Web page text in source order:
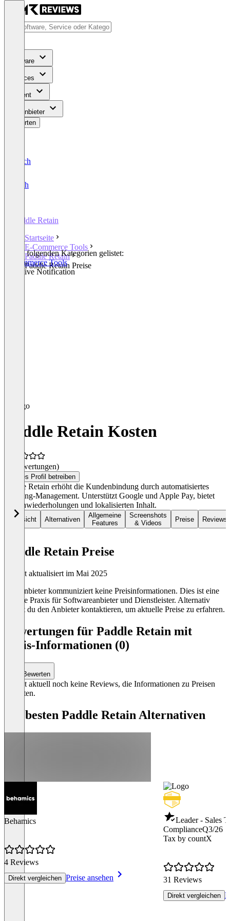
Software
Services
Content
Für Anbieter
Bewerten
Deutsch
English
Paddle Retain
Startseite
E-Commerce Tools
Paddle Retain
Paddle Retain Preise
In den folgenden Kategorien gelistet:
E-Commerce Tools
Proactive Notification
Paddle Retain Kosten
(0 Bewertungen)
Dieses Profil betreiben
Paddle Retain erhöht die Kundenbindung durch automatisiertes
Dunning-Management. Unterstützt Google und Apple Pay, bietet
Kartenwiederholungen und lokalisierten Inhalt.
Übersicht Alternativen
Allgemeine
Features
Screenshots
& Videos
Preise Reviews
Paddle Retain Preise
Zuletzt aktualisiert im Mai 2025
Der Anbieter kommuniziert keine Preisinformationen. Dies ist eine
übliche Praxis für Softwareanbieter und Dienstleister. Alternativ
kannst du den Anbieter kontaktieren, um aktuelle Preise zu erfahren.
Bewertungen für Paddle Retain mit
Preis-Informationen (0)
Bewerten
Es gibt aktuell noch keine Reviews, die Informationen zu Preisen
enthalten.
Die besten Paddle Retain Alternativen
Behamics
4 Reviews
Direkt vergleichen Preise ansehen
Leader - Sales
ComplianceQ3/26
Tax by countX
31 Reviews
Direkt vergleichen